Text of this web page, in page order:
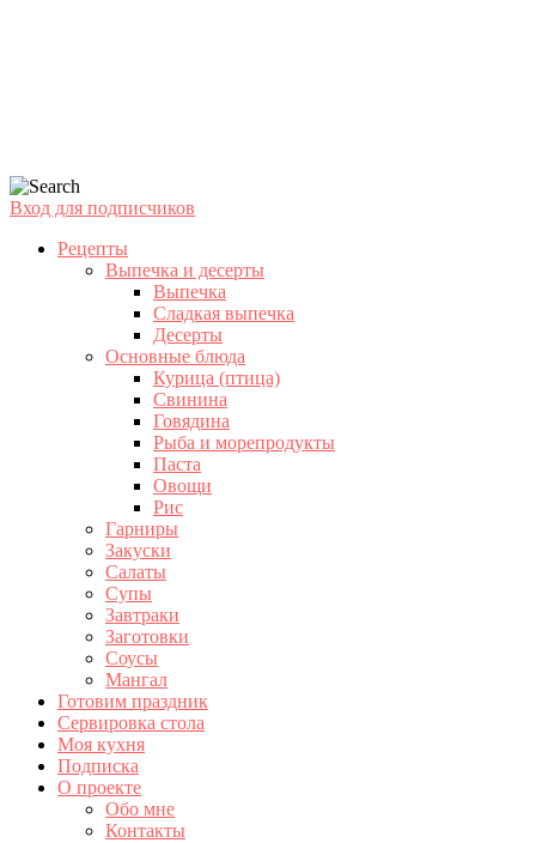
Вход для подписчиков
Рецепты
Выпечка и десерты
Выпечка
Сладкая выпечка
Десерты
Основные блюда
Курица (птица)
Свинина
Говядина
Рыба и морепродукты
Паста
Овощи
Рис
Гарниры
Закуски
Салаты
Супы
Завтраки
Заготовки
Соусы
Мангал
Готовим праздник
Сервировка стола
Моя кухня
Подписка
О проекте
Обо мне
Контакты